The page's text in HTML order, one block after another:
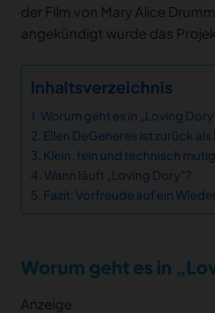
der Film von Mary Alice
angekündigt wurde das
Inhaltsverzeichnis
Worum geht es in „Loving
Ellen DeGeneres ist zurück als
Klein, fein und technisch mutig
Wann läuft „Loving Dory”?
Fazit: Vorfreude auf ein
Worum geht es in
Anzeige